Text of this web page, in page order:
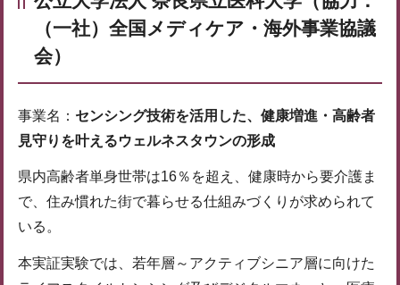
（一社）全国メディケア・海外事業協議
会）
事業名： センシング技術を活用した、健康増進・高齢者
見守りを叶えるウェルネスタウンの形成
県内高齢者単身世帯は16％を超え、健康時から要介護ま
で、住み慣れた街で暮らせる仕組みづくりが求められて
いる。
本実証実験では、若年層～アクティブシニア層に向けた